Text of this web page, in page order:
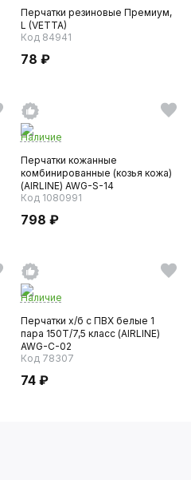
Перчатки резиновые Премиум,
L (VETTA)
Код 84941
78 ₽
Наличие
Перчатки кожанные
комбинированные (козья кожа)
(AIRLINE) AWG-S-14
Код 1080991
798 ₽
Наличие
Перчатки х/б с ПВХ белые 1
пара 150Т/7,5 класс (AIRLINE)
AWG-C-02
Код 78307
74 ₽